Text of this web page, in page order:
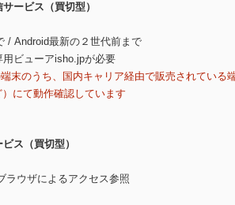
ービス（買切型）
/ Android最新の２世代前まで
ビューアisho.jpが必要
末のうち、国内キャリア経由で販売されている
にて動作確認しています
ス（買切型）
ウザによるアクセス参照